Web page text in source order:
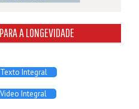
A LONGEVIDADE
Texto Integral
Video Integral